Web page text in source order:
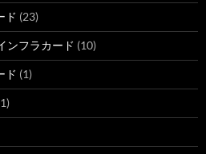
ド (23)
ンフラカード (10)
ド (1)